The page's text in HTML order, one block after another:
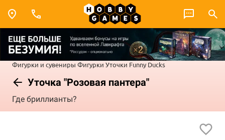
Фигурки и сувениры Фигурки Уточки Funny Ducks
Уточка "Розовая пантера"
Где бриллианты?